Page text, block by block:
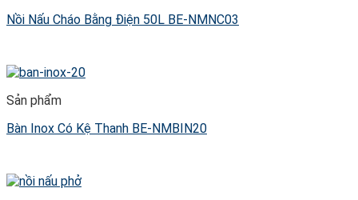
Nồi Nấu Cháo Bằng Điện 50L BE-NMNC03
Sản phẩm
Bàn Inox Có Kệ Thanh BE-NMBIN20